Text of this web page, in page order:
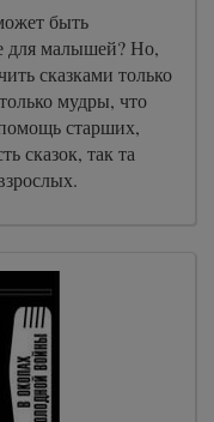
быть
для малышей? Но,
сказками только
мудры, что
старших,
сказок, так та